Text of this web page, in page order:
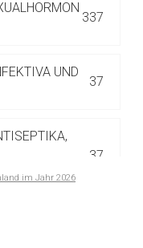
337
UND
37
37
im Jahr 2026